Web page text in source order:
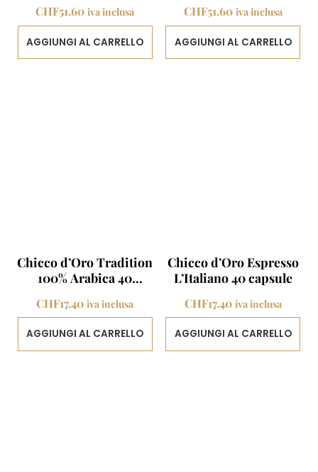
CHF51.60 iva inclusa
AGGIUNGI AL CARRELLO
CHF51.60 iva inclusa
AGGIUNGI AL CARRELLO
Chicco d’Oro Tradition
100% Arabica 40
CHF17.40 iva inclusa
AGGIUNGI AL CARRELLO
Chicco d’Oro Espresso
L’Italiano 40 capsule
CHF17.40 iva inclusa
AGGIUNGI AL CARRELLO